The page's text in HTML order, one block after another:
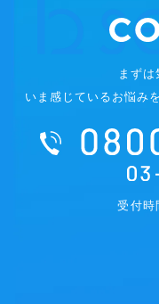
まず
いま感じているお悩み
受付